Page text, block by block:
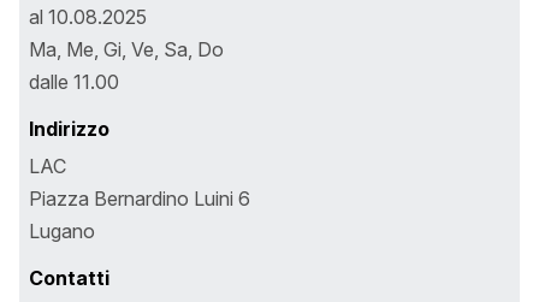
al 10.08.2025
Ma, Me, Gi, Ve, Sa, Do
dalle 11.00
Indirizzo
LAC
Piazza Bernardino Luini 6
Lugano
Contatti